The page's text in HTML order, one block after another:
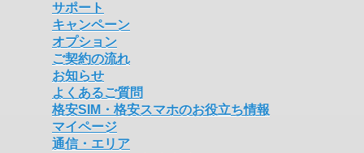
サポート
キャンペーン
オプション
ご契約の流れ
お知らせ
よくあるご質問
格安SIM・格安スマホのお役立ち情報
マイページ
通信・エリア